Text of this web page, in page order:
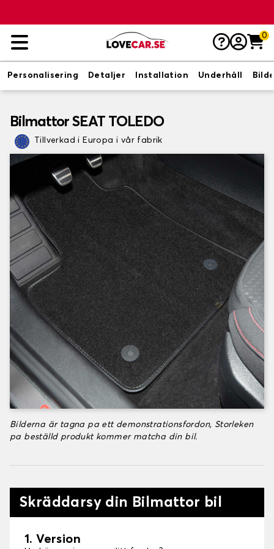
0
Personalisering Detaljer Installation Underhåll
Bilmattor SEAT TOLEDO
Tillverkad i Europa i vår fabrik
Bilderna är tagna pa ett demonstrationsfordon, Storleken
pa beställd produkt kommer matcha din bil.
Skräddarsy din Bilmattor bil
1. Version